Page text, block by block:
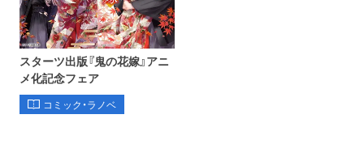
スターツ出版『鬼の花嫁』アニ
メ化記念フェア
コミック・ラノベ